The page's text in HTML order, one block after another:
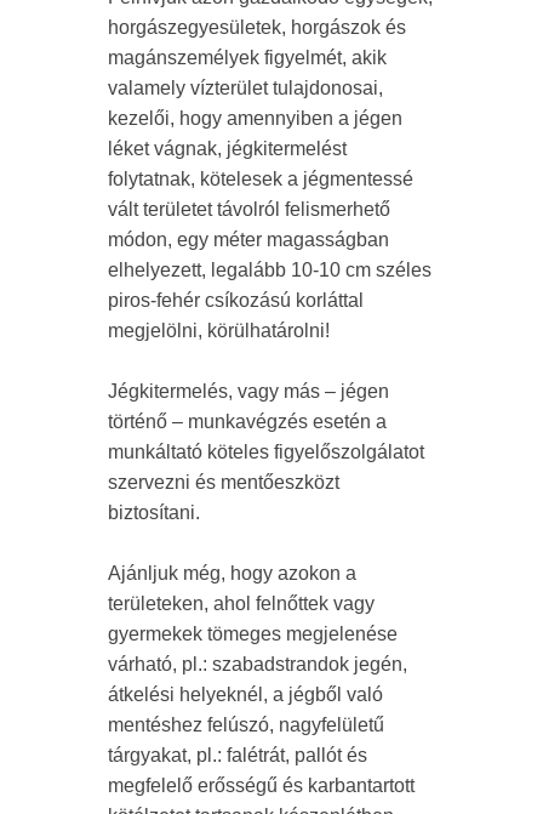
horgászegyesületek, horgászok és
magánszemélyek figyelmét, akik
valamely vízterület tulajdonosai,
kezelői, hogy amennyiben a jégen
léket vágnak, jégkitermelést
folytatnak, kötelesek a jégmentessé
vált területet távolról felismerhető
módon, egy méter magasságban
elhelyezett, legalább 10-10 cm széles
piros-fehér csíkozású korláttal
megjelölni, körülhatárolni!
Jégkitermelés, vagy más – jégen
történő – munkavégzés esetén a
munkáltató köteles figyelőszolgálatot
szervezni és mentőeszközt
biztosítani.
Ajánljuk még, hogy azokon a
területeken, ahol felnőttek vagy
gyermekek tömeges megjelenése
várható, pl.: szabadstrandok jegén,
átkelési helyeknél, a jégből való
mentéshez felúszó, nagyfelületű
tárgyakat, pl.: falétrát, pallót és
megfelelő erősségű és karbantartott